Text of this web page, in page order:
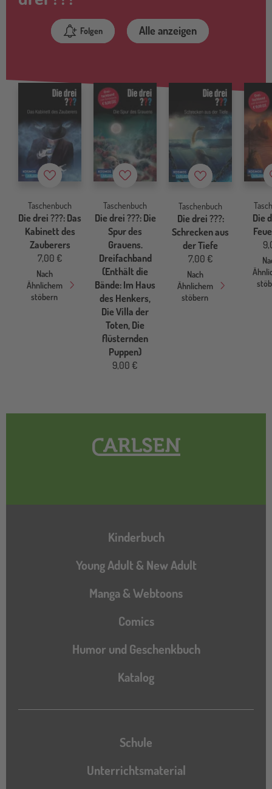
Folgen Alle anzeigen
Merkzettel
Taschenbuch
Die drei ???: Das
Kabinett des
Zauberers
7,00 €
Nach
Ähnlichem
stöbern
Merkzettel
Taschenbuch
Die drei ???: Die
Spur des
Grauens.
Dreifachband
(Enthält die
Bände: Im Haus
des Henkers,
Die Villa der
Toten, Die
flüsternden
Puppen)
9,00 €
Merkzettel
Taschenbuch
Die drei ???:
Schrecken aus
der Tiefe
7,00 €
Nach
Ähnlichem
stöbern
Die
Hauptnavigation
Kinderbuch
Young Adult & New Adult
Manga & Webtoons
Comics
Humor und Geschenkbuch
Katalog
Katalog
Schule
Unterrichtsmaterial